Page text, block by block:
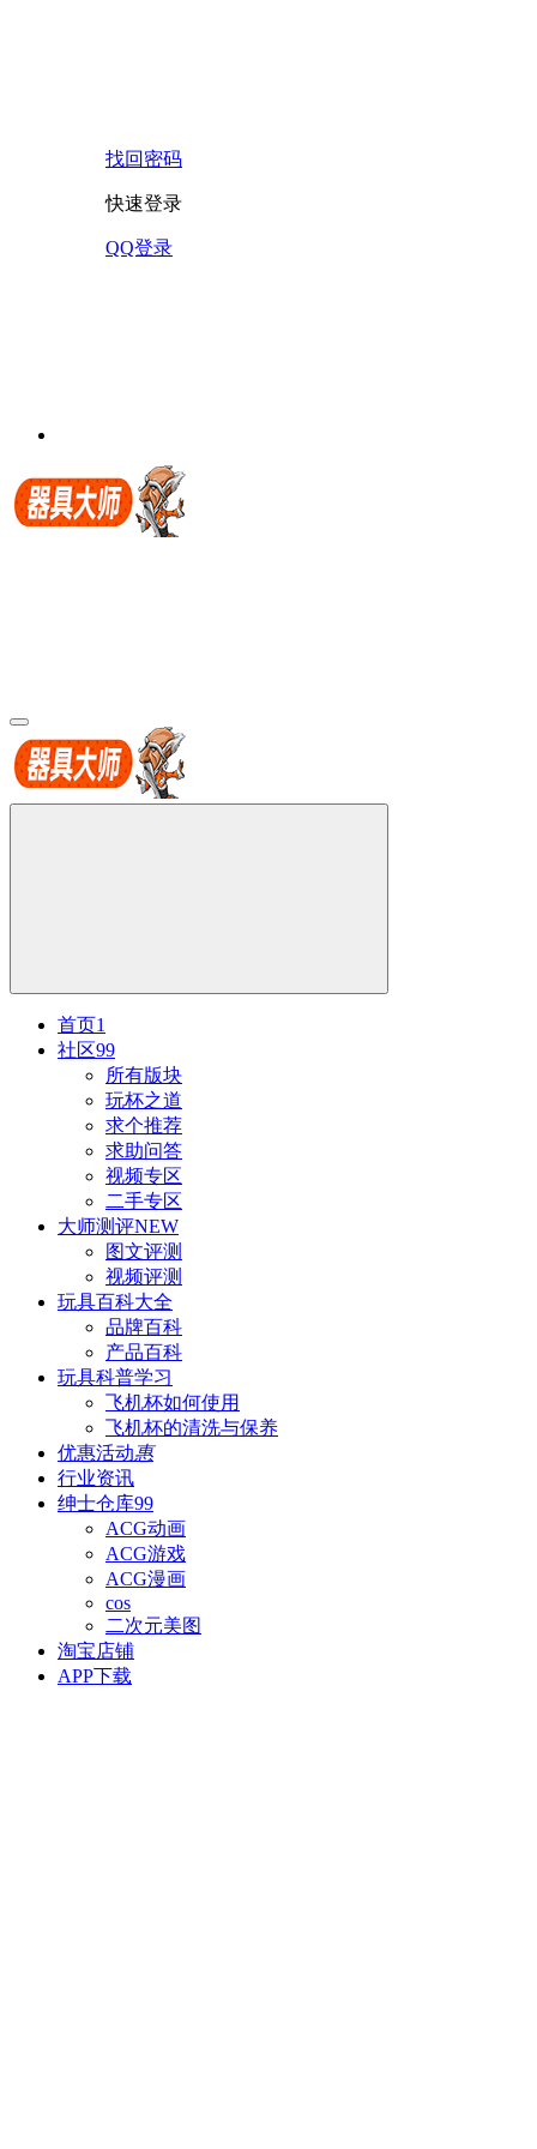
找回密码
快速登录
QQ登录
首页1
社区99
所有版块
玩杯之道
求个推荐
求助问答
视频专区
二手专区
大师测评NEW
图文评测
视频评测
玩具百科大全
品牌百科
产品百科
玩具科普学习
飞机杯如何使用
飞机杯的清洗与保养
优惠活动惠
行业资讯
绅士仓库99
ACG动画
ACG游戏
ACG漫画
cos
二次元美图
淘宝店铺
APP下载